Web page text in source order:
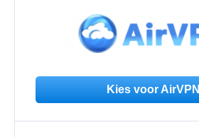
Kies voor AirVPN